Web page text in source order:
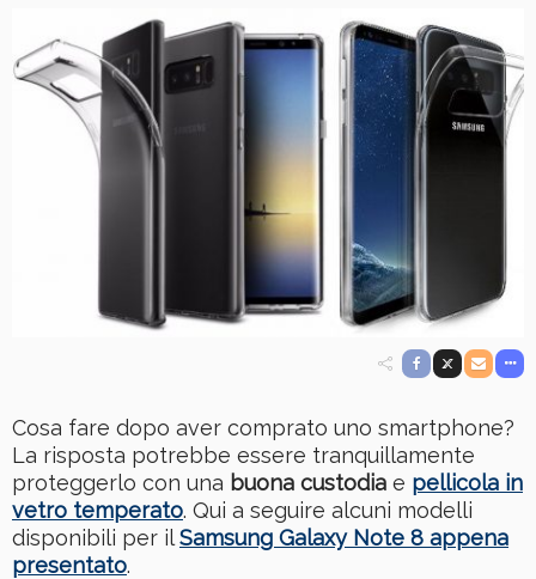
Cosa fare dopo aver comprato uno smartphone?
La risposta potrebbe essere tranquillamente
proteggerlo con una buona custodia e pellicola in
vetro temperato. Qui a seguire alcuni modelli
disponibili per ilSamsung Galaxy Note 8 appena
presentato.